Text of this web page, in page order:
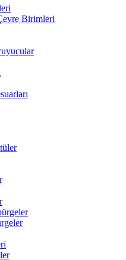
Birimleri